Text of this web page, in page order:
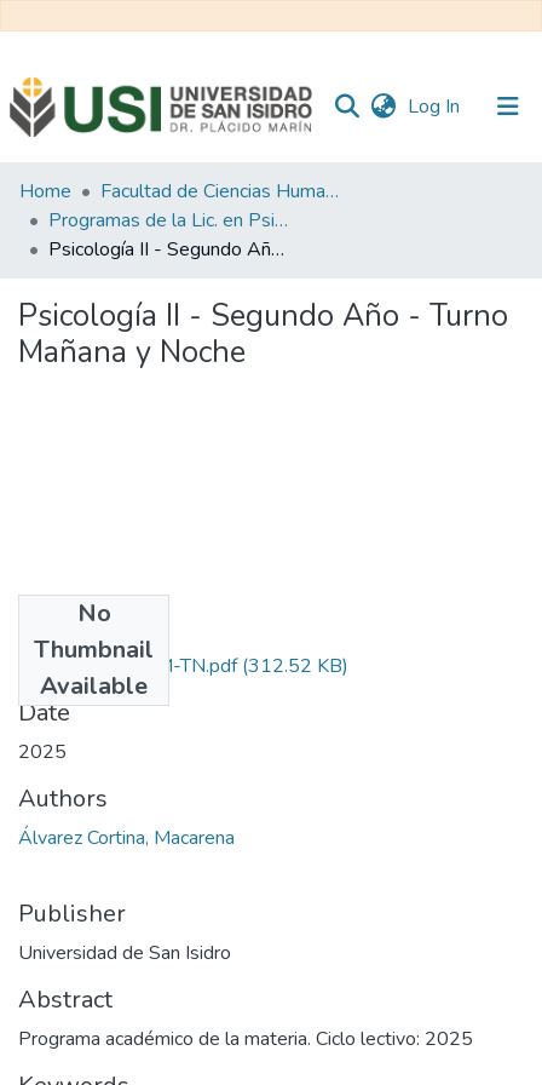
Log In (current)
Communities
&
Collections
Statistics
Home
Facultad de Ciencias Humanas y Sociales
Programas de la Lic. en Psicología
Psicología II - Segundo Año - Turno Mañana y Noche
Psicología II - Segundo Año - Turno
Mañana y Noche
No
Thumbnail
Available
Psicología II TM-TN.pdf(312.52 KB)
Date
2025
Authors
Álvarez Cortina, Macarena
Publisher
Universidad de San Isidro
Abstract
Programa académico de la materia. Ciclo lectivo: 2025